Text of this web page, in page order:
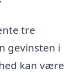
tre
gevinsten i
kan være